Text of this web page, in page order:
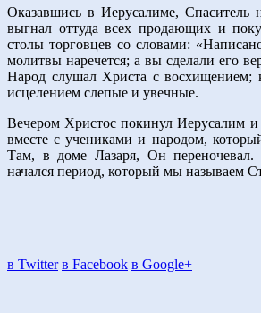
Оказавшись в Иерусалиме, Спаситель
выгнал оттуда всех продающих и
столы торговцев со словами:
молитвы наречется; а вы сделали его
Народ слушал Христа с восхищением;
исцелением слепые и увечные.
Вечером Христос покинул Иерусалим
вместе с учениками и народом,
Там, в доме Лазаря, Он
начался период, который мы называем
в Twitter в Facebook в Google+